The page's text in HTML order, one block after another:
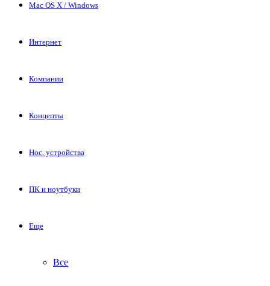
Mac OS X / Windows
Интернет
Компании
Концепты
Нос. устройства
ПК и ноутбуки
Еще
Все